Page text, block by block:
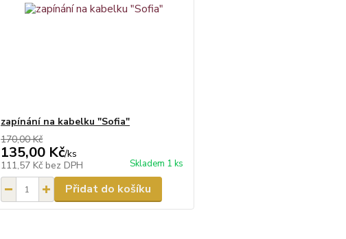
zapínání na kabelku "Sofia"
170,00 Kč
135,00 Kč/ks
111,57 Kč bez DPH Skladem 1 ks
Přidat do košíku